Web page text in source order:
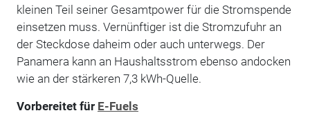
kleinen Teil seiner Gesamtpower für die Stromspende
einsetzen muss. Vernünftiger ist die Stromzufuhr an
der Steckdose daheim oder auch unterwegs. Der
Panamera kann an Haushaltsstrom ebenso andocken
wie an der stärkeren 7,3 kWh-Quelle.
Vorbereitet für E-Fuels